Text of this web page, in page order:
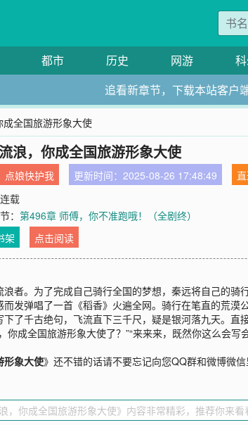
都市 历史 网游
追看新章节，下载本站客户
成全国旅游形象大使
浪，你成全国旅游形象大使
点娘快护我 更新时间：2025-08-26 17:48:49
载
：第496章 师傅，你不准跑哦！（全剧终）
架
点击阅读
者。为了完成自己骑行全国的梦想，秦远将自己的
发弹唱了一首《稻香》火遍全网。骑行在笔直的荒
了千古绝句，飞流直下三千尺，疑是银河落九天。
你成全国旅游形象大使了？”“来来来，既然你这么会
形象大使》还不错的话请不要忘记向您QQ群和微博微信